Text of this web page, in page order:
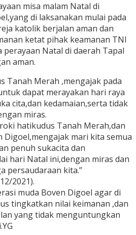
misa malam Natal di
di laksanakan mulai pada
katolik berjalan aman dan
ketat pihak keamanan TNI
perayaan Natal di daerah Tapal
aman.
Tanah Merah ,mengajak pada
dapat merayakan hari raya
cita,dan kedamaian,serta tidak
miras.
hatikudus Tanah Merah,dan
Digoel,mengajak mari kita semua
penuh sukacita dan
hari Natal ini,dengan miras dan
persaudaraan kita.”
2021).
muda Boven Digoel agar di
tingkatkan nilai keimanan ,dan
yang tidak menguntungkan